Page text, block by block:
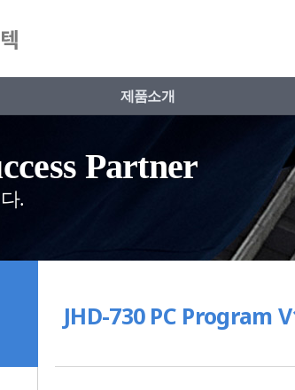
제품소개
Partner
.
JHD-730 PC Program